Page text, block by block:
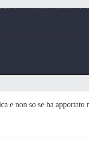
e non so se ha apportato